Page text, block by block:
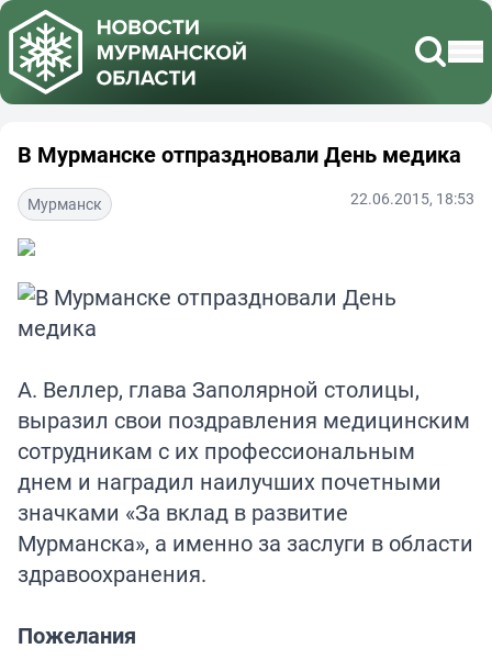
В Мурманске отпраздновали День медика
Мурманск 22.06.2015, 18:53
А. Веллер, глава Заполярной столицы,
выразил свои поздравления медицинским
сотрудникам с их профессиональным
днем и наградил наилучших почетными
значками «За вклад в развитие
Мурманска», а именно за заслуги в области
здравоохранения.
Пожелания